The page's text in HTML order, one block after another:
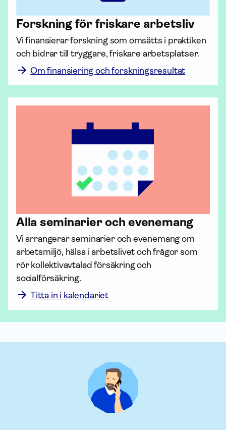
Forskning för friskare arbetsliv
Vi finansierar forskning som omsätts i praktiken
och bidrar till tryggare, friskare arbetsplatser.
Om finansiering och forskningsresultat
Alla seminarier och evenemang
Vi arrangerar seminarier och evenemang om
arbetsmiljö, hälsa i arbetslivet och frågor som
rör kollektiv­avtalad för­säkring och
socialförsäkring.
Titta in i kalendariet